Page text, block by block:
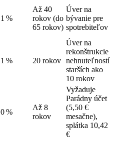
1 %
Až 40
rokov (do
65 rokov)
Úver na
bývanie pre
spotrebiteľov
1 % 20 rokov
Úver na
rekonštrukcie
nehnuteľností
starších ako
10 rokov
0 %
Až 8
rokov
Vyžaduje
Parádny účet
(5,50 €
mesačne),
splátka 10,42
€